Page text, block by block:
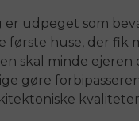
er udpeget som
første huse, der fik
skal minde ejeren
gøre